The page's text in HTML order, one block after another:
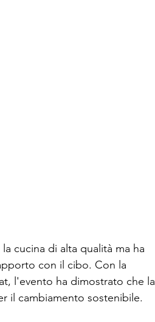
cucina di alta qualità ma ha
con il cibo. Con la
l'evento ha dimostrato che la
il cambiamento sostenibile.